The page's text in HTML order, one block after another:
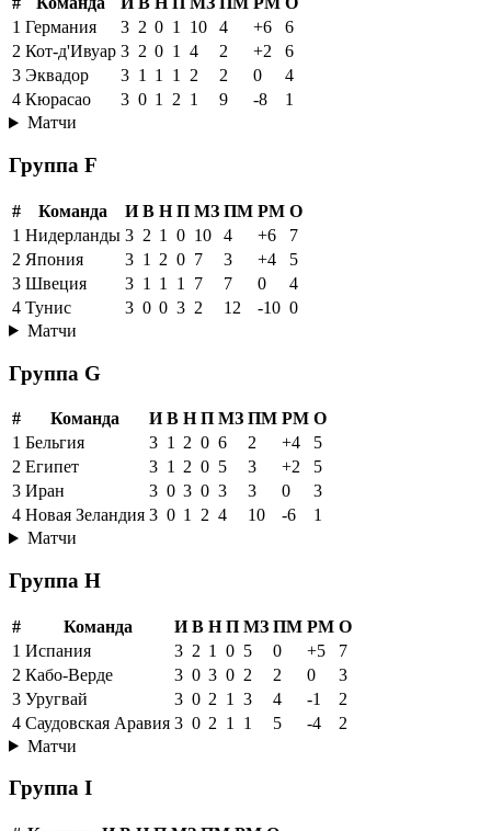
1 Германия 3 2 0 1 10 4 +6
6
2 Кот-д'Ивуар 3 2 0 1 4 2 +2
6
3 Эквадор 3 1 1 1 2 2 0
4
4 Кюрасао 3 0 1 2 1 9 -8
1
Матчи
Группа F
# Команда И В Н П МЗ ПМ РМ О
1 Нидерланды 3 2 1 0 10 4 +6
7
2 Япония 3 1 2 0 7 3 +4
5
3 Швеция 3 1 1 1 7 7 0
4
4 Тунис 3 0 0 3 2 12 -10 0
Матчи
Группа G
# Команда И В Н П МЗ ПМ РМ О
1 Бельгия 3 1 2 0 6 2 +4
5
2 Египет 3 1 2 0 5 3 +2
5
3 Иран 3 0 3 0 3 3 0
3
4 Новая Зеландия 3 0 1 2 4 10 -6
1
Матчи
Группа H
# Команда И В Н П МЗ ПМ РМ О
1 Испания 3 2 1 0 5 0 +5
7
2 Кабо-Верде 3 0 3 0 2 2 0
3
3 Уругвай 3 0 2 1 3 4 -1
2
4 Саудовская Аравия 3 0 2 1 1 5 -4
2
Матчи
Группа I